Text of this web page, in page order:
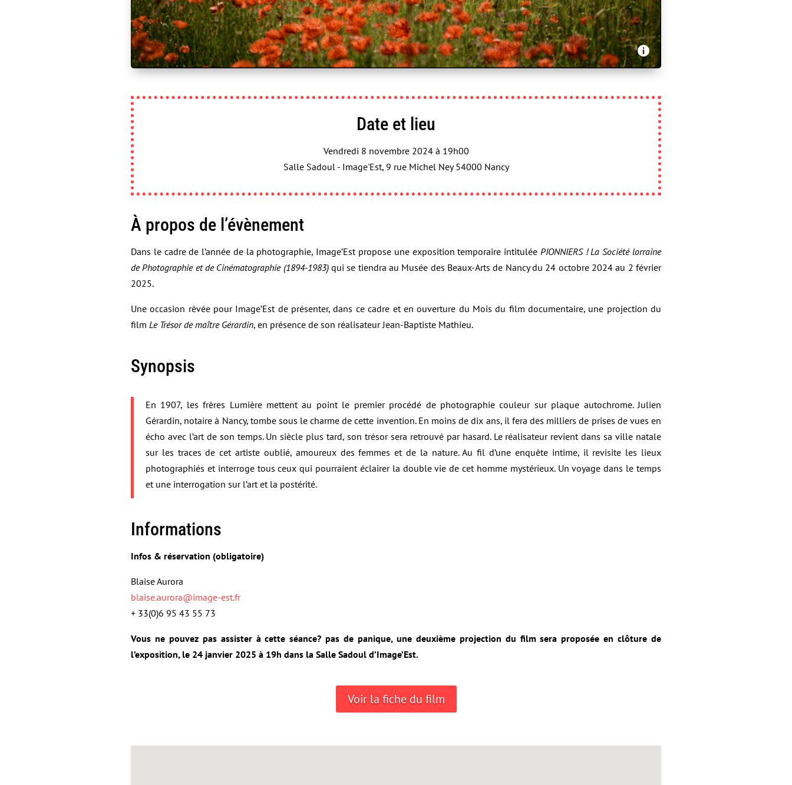
Sancho&Co / FRANCE 3 Grand Est - Le Trésor de maître Gérardin 
Date et lieu
Vendredi 8 novembre 2024 à 19h00
Salle Sadoul - Image'Est, 9 rue Michel Ney 54000 Nancy
À propos de l’évènement
Dans le cadre de l’année de la photographie, Image’Est propose une exposition temporaire intitulée PIONNIERS ! La Société lorraine
de Photographie et de Cinématographie (1894-1983) qui se tiendra au Musée des Beaux-Arts de Nancy du 24 octobre 2024 au 2 février
2025.
Une occasion rêvée pour Image’Est de présenter, dans ce cadre et en ouverture du Mois du film documentaire, une projection du
film Le Trésor de maître Gérardin, en présence de son réalisateur Jean-Baptiste Mathieu.
Synopsis
En 1907, les frères Lumière mettent au point le premier procédé de photographie couleur sur plaque autochrome. Julien
Gérardin, notaire à Nancy, tombe sous le charme de cette invention. En moins de dix ans, il fera des milliers de prises de vues en
écho avec l’art de son temps. Un siècle plus tard, son trésor sera retrouvé par hasard. Le réalisateur revient dans sa ville natale
sur les traces de cet artiste oublié, amoureux des femmes et de la nature. Au fil d’une enquête intime, il revisite les lieux
photographiés et interroge tous ceux qui pourraient éclairer la double vie de cet homme mystérieux. Un voyage dans le temps
et une interrogation sur l’art et la postérité.
Informations
Infos & réservation (obligatoire)
Blaise Aurora
blaise.aurora@image-est.fr
+ 33(0)6 95 43 55 73
Vous ne pouvez pas assister à cette séance? pas de panique, une deuxième projection du film sera proposée en clôture de
l’exposition, le 24 janvier 2025 à 19h dans la Salle Sadoul d’Image’Est.
Voir la fiche du film